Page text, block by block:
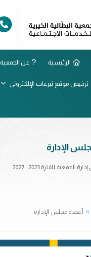
الرئيسية عن الجمعية
ترخيص موقع تبرعات الإلكتروني
الإدارة
الجمعية للفترة 2023 - 2027
أعضاء مجلس الإدارة